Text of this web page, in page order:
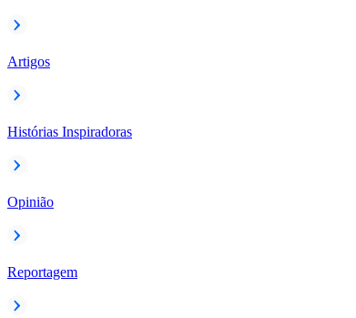
Artigos
Histórias Inspiradoras
Opinião
Reportagem